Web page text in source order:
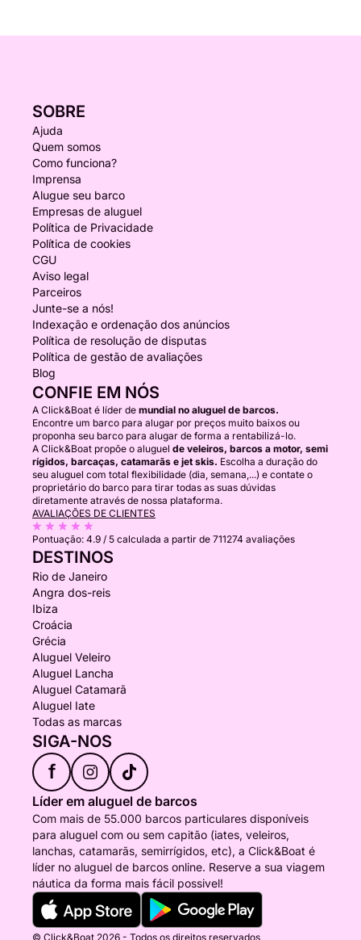
SOBRE
Ajuda
Quem somos
Como funciona?
Imprensa
Alugue seu barco
Empresas de aluguel
Política de Privacidade
Política de cookies
CGU
Aviso legal
Parceiros
Junte-se a nós!
Indexação e ordenação dos anúncios
Política de resolução de disputas
Política de gestão de avaliações
Blog
CONFIE EM NÓS
A Click&Boat é líder de mundial no aluguel de barcos.
Encontre um barco para alugar por preços muito baixos ou
proponha seu barco para alugar de forma a rentabilizá-lo.
A Click&Boat propõe o aluguel de veleiros, barcos a motor, semi
rígidos, barcaças, catamarãs e jet skis. Escolha a duração do
seu aluguel com total flexibilidade (dia, semana,...) e contate o
proprietário do barco para tirar todas as suas dúvidas
diretamente através de nossa plataforma.
AVALIAÇÕES DE CLIENTES
Pontuação: 4.9 / 5 calculada a partir de 711274 avaliações
DESTINOS
Rio de Janeiro
Angra dos-reis
Ibiza
Croácia
Grécia
Aluguel Veleiro
Aluguel Lancha
Aluguel Catamarã
Aluguel Iate
Todas as marcas
SIGA-NOS
f
Líder em aluguel de barcos
Com mais de 55.000 barcos particulares disponíveis
para aluguel com ou sem capitão (iates, veleiros,
lanchas, catamarãs, semirrígidos, etc), a Click&Boat é
líder no aluguel de barcos online. Reserve a sua viagem
náutica da forma mais fácil possivel!
© Click&Boat 2026 - Todos os direitos reservados